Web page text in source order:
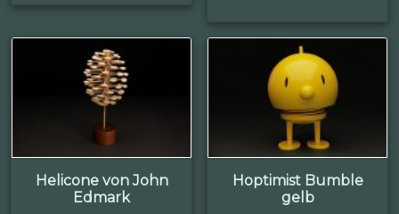
Helicone von John
Edmark
Hoptimist Bumble
gelb